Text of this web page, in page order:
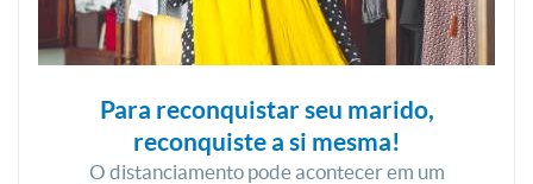
Para reconquistar seu marido,
reconquiste a si mesma!
O distanciamento pode acontecer em um